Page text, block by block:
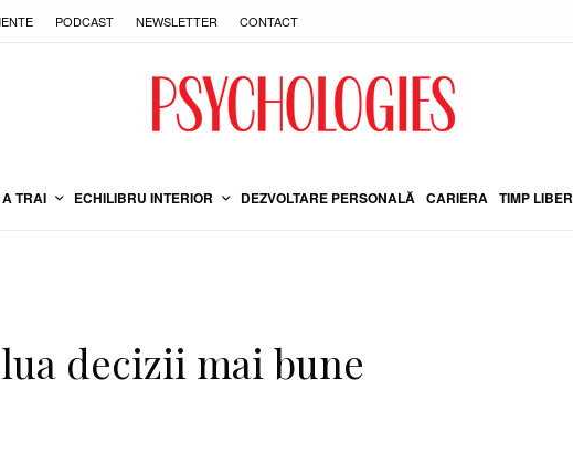
PODCAST NEWSLETTER CONTACT
TRAI ECHILIBRU INTERIOR DEZVOLTARE PERSONALĂ CARIERA TIMP LIBER
decizii mai bune